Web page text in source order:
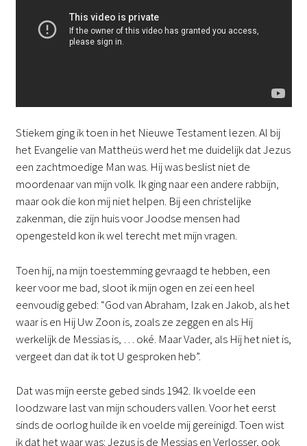
Stiekem ging ik toen in het Nieuwe Testament lezen. Al bij
het Evangelie van Mattheüs werd het me duidelijk dat Jezus
een zachtmoedige Man was. Hij was beslist niet de
moordenaar van mijn volk. Ik ging naar een andere rabbijn,
maar ook die kon mij niet helpen. Bij een christelijke
zakenman, die zijn huis voor Joodse mensen had
opengesteld kon ik wel terecht met mijn vragen.
Toen hij, na mijn toestemming gevraagd te hebben, een
keer voor me bad, sloot ik mijn ogen en zei een heel
eenvoudig gebed: “God van Abraham, Izak en Jakob, als het
waar is en Hij Uw Zoon is, zoals ze zeggen en als Hij
werkelijk de Messias is, … oké. Maar Vader, als Hij het niet is,
vergeet dan dat ik tot U gesproken heb”.
Dat was mijn eerste gebed sinds 1942. Ik voelde een
loodzware last van mijn schouders vallen. Voor het eerst
sinds de oorlog huilde ik en voelde mij gereinigd. Toen wist
ik dat het waar was: Jezus is de Messias en Verlosser, ook